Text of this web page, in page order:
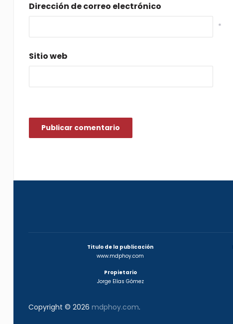
Dirección de correo electrónico
*
Sitio web
Titulo de la publicación
www.mdphoy.com
Propietario
Jorge Elías Gómez
Copyright © 2026 mdphoy.com.